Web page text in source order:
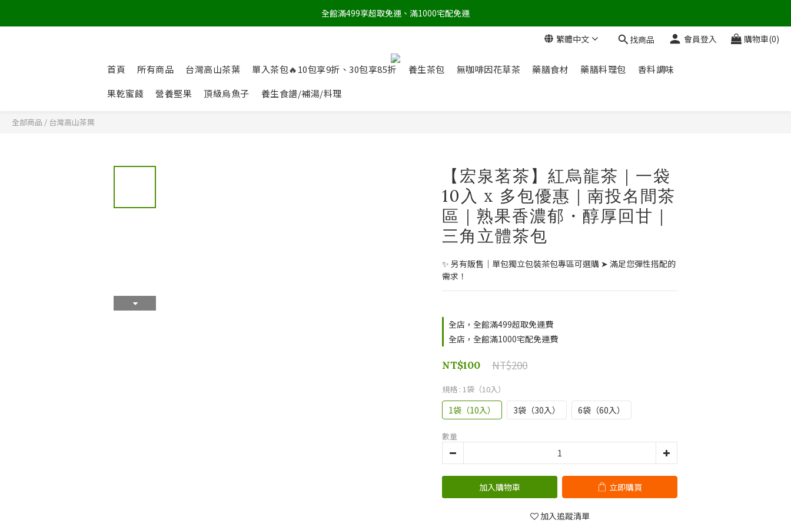
全館滿499享超取免運、滿1000宅配免運
繁體中文 找商品 會員登入 購物車(0)
首頁 所有商品 台灣高山茶葉 單入茶包🔥10包享9折、30包享85折 養生茶包 無咖啡因花草茶 藥膳食材 藥膳料理包
香料調味
果乾蜜餞
營養堅果 頂級烏魚子 養生食譜/補湯/料理
全部商品 / 台灣高山茶葉
【宏泉茗茶】紅烏龍茶｜一袋
10入 x 多包優惠｜南投名間茶
區｜熟果香濃郁・醇厚回甘｜
三角立體茶包
✨ 另有販售｜單包獨立包裝茶包專區可選購 ➤ 滿足您彈性搭配的
需求！
全店，全館滿499超取免運費
全店，全館滿1000宅配免運費
NT$200
NT$100
規格 : 1袋（10入）
1袋（10入） 3袋（30入） 6袋（60入）
數量
加入購物車 立即購買
加入追蹤清單